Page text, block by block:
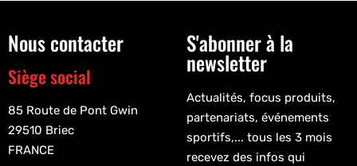
Nous contacter
Siège social
85 Route de Pont Gwin
29510 Briec
FRANCE
S'abonner à la
newsletter
Actualités, focus produits,
partenariats, événements
sportifs,... tous les 3 mois
recevez des infos qui